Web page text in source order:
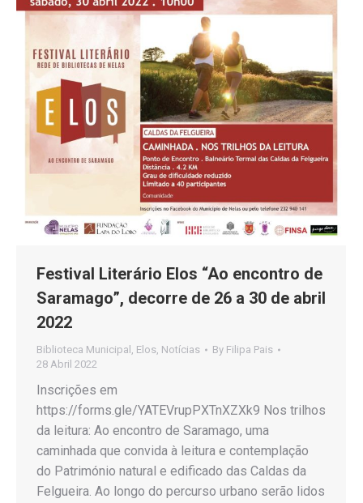
Festival Literário Elos “Ao encontro de
Saramago”, decorre de 26 a 30 de abril
2022
Biblioteca Municipal , Elos, Notícias By Filipa Pais
28 Abril 2022
Inscrições em
https://forms.gle/YATEVrupPXTnXZXk9 Nos trilhos
da leitura: Ao encontro de Saramago, uma
caminhada que convida à leitura e contemplação
do Património natural e edificado das Caldas da
Felgueira. Ao longo do percurso urbano serão lidos